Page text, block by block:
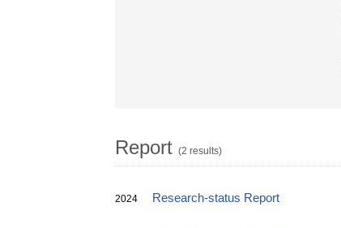
Report (2 results)
2024 Research-status Report